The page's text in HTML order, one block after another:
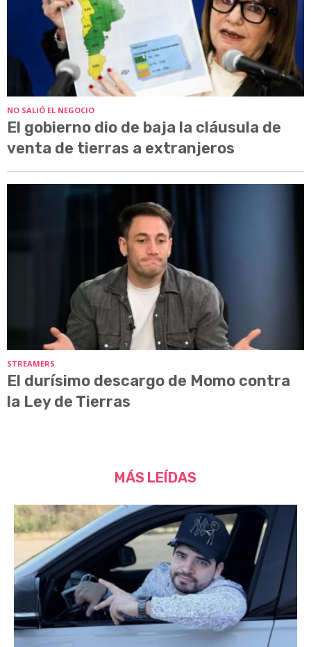
NO SALIÓ EL NEGOCIO
El gobierno dio de baja la cláusula de
venta de tierras a extranjeros
STREAMERS
El durísimo descargo de Momo contra
la Ley de Tierras
MÁS LEÍDAS